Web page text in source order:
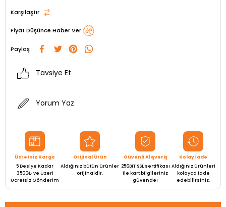
Karşılaştır
Fiyat Düşünce Haber Ver
Paylaş :
Tavsiye Et
Yorum Yaz
Ücretsiz Kargo
5 Desiye Kadar
3500₺ ve Üzeri
Ücretsiz Gönderim
Orijinal Ürün
Aldığınız bütün ürünler
orijinaldir.
Güvenli Alışveriş
256BIT SSL sertifikası
ile kart bilgileriniz
güvende!
Kolay İade
Aldığınız ürünleri
kolayca iade
edebilirsiniz.